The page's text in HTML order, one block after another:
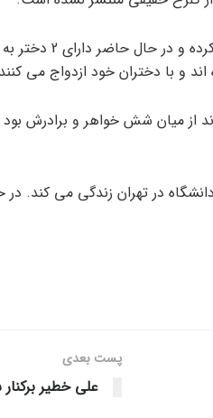
آقای سعید آقاخانی
از میان شش خواهر و برادرش
پست‌ بعدی
علی خطیر